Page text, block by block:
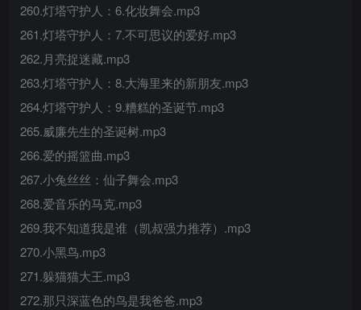
260.灯塔守护人：6.化妆舞会.mp3
261.灯塔守护人：7.不可思议的爱好.mp3
262.月亮捉迷藏.mp3
263.灯塔守护人：8.大海里来的新朋友.mp3
264.灯塔守护人：9.糟糕的圣诞节.mp3
265.威廉先生的圣诞树.mp3
266.爱的摇篮曲.mp3
267.小兔丝丝：仙子舞会.mp3
268.爱音乐的马克.mp3
269.我不知道我是谁（凯叔强力推荐）.mp3
270.小黑鸟.mp3
271.躲猫猫大王.mp3
272.那只深蓝色的鸟是我爸爸.mp3